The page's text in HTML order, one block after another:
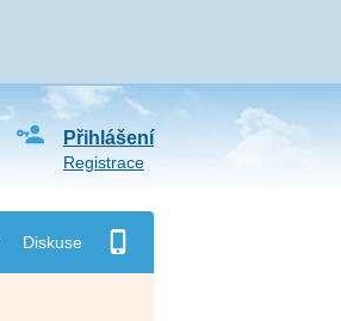
Diskuse
Přihlášení
Registrace